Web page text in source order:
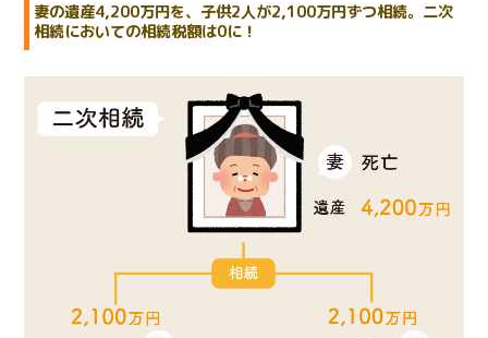
妻の遺産4,200万円を、子供2人が2,100万円ずつ相続。二次
相続においての相続税額は0に！